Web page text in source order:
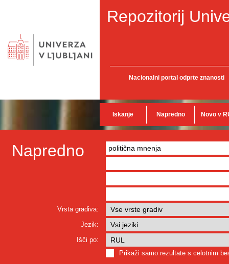
Repozitorij
Nacionalni portal odprte znanosti
Iskanje Napredno Novo v
Napredno
Vrsta gradiva:
Jezik:
Išči po:
Prikaži samo rezultate s celotnim